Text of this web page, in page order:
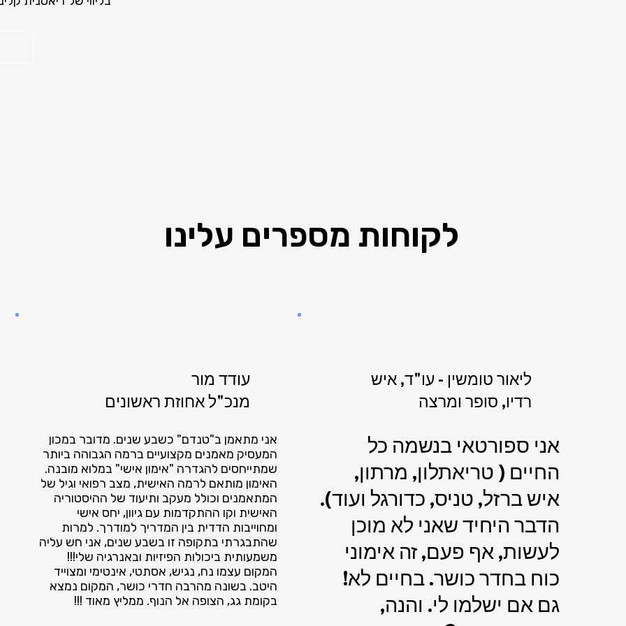
לקוחות מספרים עלינו
ליאור טומשין - עו"ד, איש
רדיו, סופר ומרצה
אני ספורטאי בנשמה כל
החיים ( טריאתלון, מרתון,
איש ברזל, טניס, כדורגל ועוד).
הדבר היחיד שאני לא מוכן
לעשות, אף פעם, זה אימוני
כוח בחדר כושר. בחיים לא!
גם אם ישלמו לי. והנה,
עודד מור
מנכ"ל אחוזת ראשונים
אני מתאמן ב"טנדם" כשבע שנים. מדובר במכון
המעסיק מאמנים מקצועיים ברמה הגבוהה ביותר
שמתייחסים להגדרה "אימון אישי" במלוא מובנה.
האימון מותאם לרמה האישית, מצב רפואי וגיל של
המתאמנים וכולל מעקב ותיעוד של ההיסטוריה
האישית וקו ההתקדמות עם גיוון, יחס אישי
ומחוייבות הדדית בין המדריך למודרך. למרות
שהתבגרתי בתקופה זו בשבע שנים, אני חש עליה
משמעותית ביכולות הפיזיות ובאנרגיה שלי!!!
המקום עצמו נח, נגיש, אסתטי, אינטימי ומצוייד
היטב. בשונה מהרבה חדרי כושר, המקום נמצא
בקומת גג, הצופה אל הנוף. ממליץ מאוד !!!